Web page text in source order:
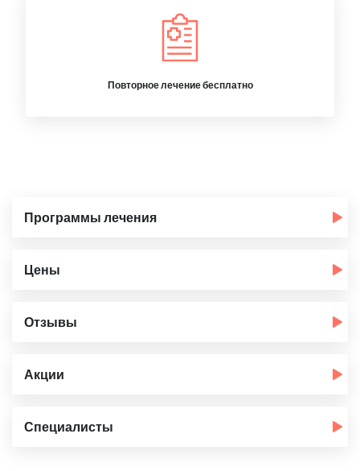
Повторное лечение бесплатно
Программы лечения
Цены
Отзывы
Акции
Специалисты